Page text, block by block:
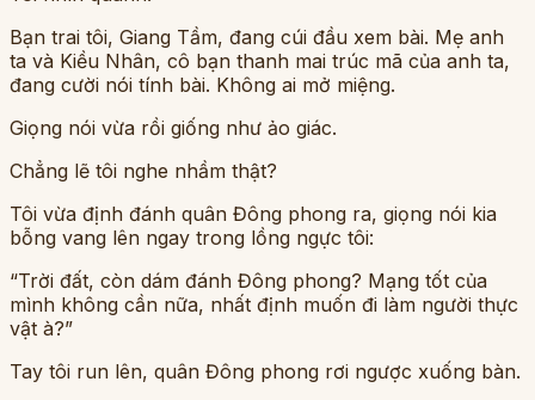
Bạn trai tôi, Giang Tầm, đang cúi đầu xem bài. Mẹ anh
ta và Kiều Nhân, cô bạn thanh mai trúc mã của anh ta,
đang cười nói tính bài. Không ai mở miệng.
Giọng nói vừa rồi giống như ảo giác.
Chẳng lẽ tôi nghe nhầm thật?
Tôi vừa định đánh quân Đông phong ra, giọng nói kia
bỗng vang lên ngay trong lồng ngực tôi:
“Trời đất, còn dám đánh Đông phong? Mạng tốt của
mình không cần nữa, nhất định muốn đi làm người thực
vật à?”
Tay tôi run lên, quân Đông phong rơi ngược xuống bàn.